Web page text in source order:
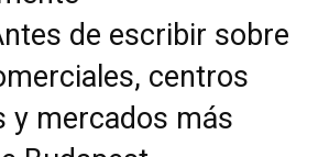
de escribir sobre
centros
y mercados más